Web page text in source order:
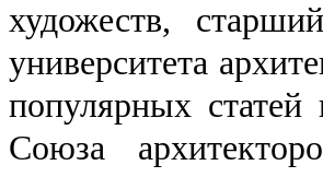
художеств,
университета
популярных
Союза